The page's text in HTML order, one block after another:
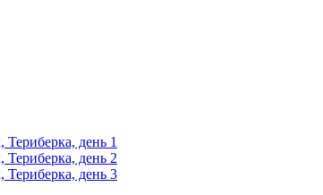
день 1
день 2
день 3